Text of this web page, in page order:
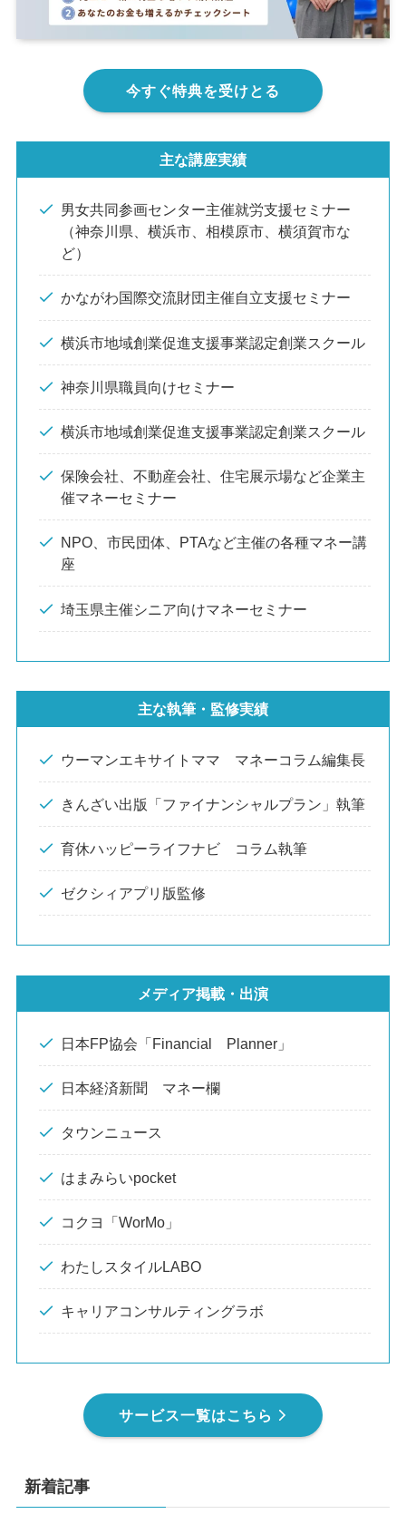
今すぐ特典を受けとる
主な講座実績
男女共同参画センター主催就労支援セミナー
（神奈川県、横浜市、相模原市、横須賀市な
ど）
かながわ国際交流財団主催自立支援セミナー
横浜市地域創業促進支援事業認定創業スクール
神奈川県職員向けセミナー
横浜市地域創業促進支援事業認定創業スクール
保険会社、不動産会社、住宅展示場など企業主
催マネーセミナー
NPO、市民団体、PTAなど主催の各種マネー講
座
埼玉県主催シニア向けマネーセミナー
主な執筆・監修実績
ウーマンエキサイトママ マネーコラム編集長
きんざい出版「ファイナンシャルプラン」執筆
育休ハッピーライフナビ コラム執筆
ゼクシィアプリ版監修
メディア掲載・出演
日本FP協会「Financial Planner」
日本経済新聞 マネー欄
タウンニュース
はまみらいpocket
コクヨ「WorMo」
わたしスタイルLABO
キャリアコンサルティングラボ
サービス一覧はこちら
新着記事